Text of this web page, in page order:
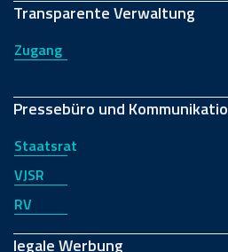
Transparente Verwaltung
Zugang
Pressebüro und
Staatsrat
VJSR
RV
legale Werbung